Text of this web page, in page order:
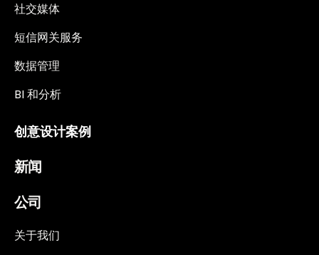
社交媒体
短信网关服务
数据管理
BI 和分析
创意设计案例
新闻
公司
关于我们